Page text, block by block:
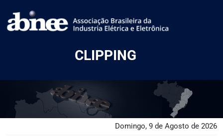
CLIPPING
Domingo, 9 de Agosto de 2026